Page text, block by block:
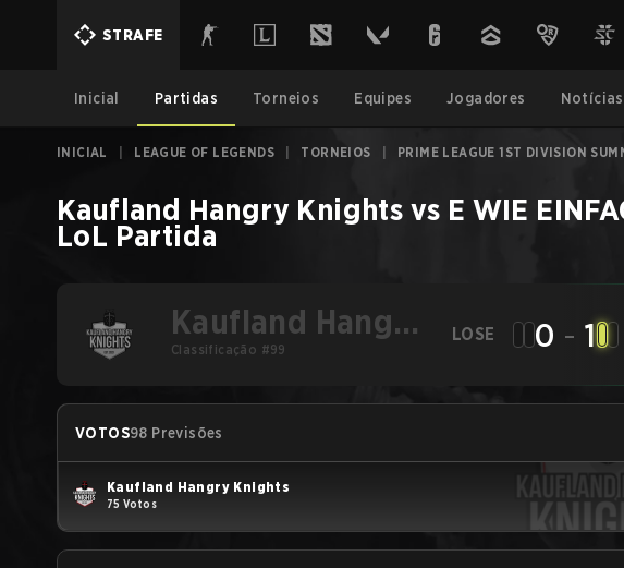
STRAFE
Inicial Partidas Torneios Equipes Jogadores Notícias
INICIAL LEAGUE OF LEGENDS TORNEIOS PRIME LEAGUE 1ST DIVISION
Kaufland Hangry Knights vs E WIE
LoL Partida
Kaufland Hangry
Knights
Classificação #99
LOSE 0 - 1
VOTOS98 Previsões
Kaufland Hangry Knights
75 Votos